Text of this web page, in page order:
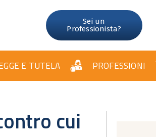
Sei un
Professionista?
E TUTELA PROFESSIONI
cui